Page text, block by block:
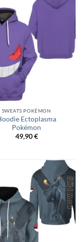
SWEATS POKÉMON
Ectoplasma
Pokémon
49,90€